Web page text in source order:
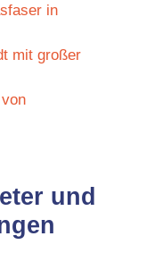
in
mit großer
und